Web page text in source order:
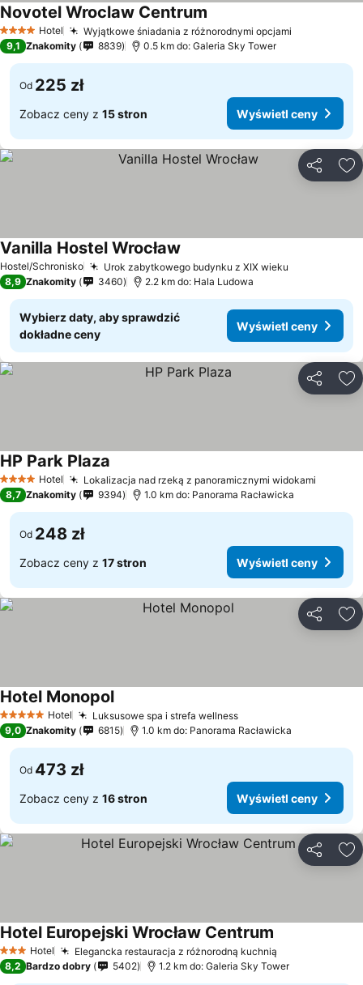
4 KategoriaHotel Wyjątkowe śniadania z różnorodnymi opcjami
Novotel Wroclaw Centrum
9,1 Znakomity 8839 0.5 km do: Galeria Sky Tower
Od 225 zł
Zobacz ceny z 15 stron Wyświetl ceny
Hostel/Schronisko Urok zabytkowego budynku z XIX wieku
Vanilla Hostel Wrocław
8,9 Znakomity 3460 2.2 km do: Hala Ludowa
Wybierz daty, aby sprawdzić
dokładne ceny
Wyświetl ceny
4 KategoriaHotel Lokalizacja nad rzeką z panoramicznymi widokami
HP Park Plaza
8,7 Znakomity 9394 1.0 km do: Panorama Racławicka
Od 248 zł
Zobacz ceny z 17 stron Wyświetl ceny
5 KategoriaHotel Luksusowe spa i strefa wellness
Hotel Monopol
9,0 Znakomity 6815 1.0 km do: Panorama Racławicka
Od 473 zł
Zobacz ceny z 16 stron Wyświetl ceny
3 Kategoria
Hotel Elegancka restauracja z różnorodną kuchnią
Hotel Europejski Wrocław Centrum
8,2 Bardzo dobry 5402 1.2 km do: Galeria Sky Tower